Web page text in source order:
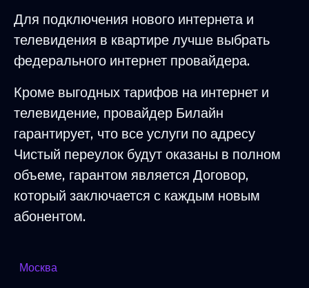
Для подключения нового интернета и
телевидения в квартире лучше выбрать
федерального интернет провайдера.
Кроме выгодных тарифов на интернет и
телевидение, провайдер Билайн
гарантирует, что все услуги по адресу
Чистый переулок будут оказаны в полном
объеме, гарантом является Договор,
который заключается с каждым новым
абонентом.
Москва